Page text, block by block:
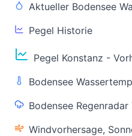
Aktueller Bodensee
Pegel Historie
Pegel Konstanz -
Bodensee
Bodensee
Windvorhersage,
Aktuelle Warnlage
Aktueller Bodensee
(Konstanz)